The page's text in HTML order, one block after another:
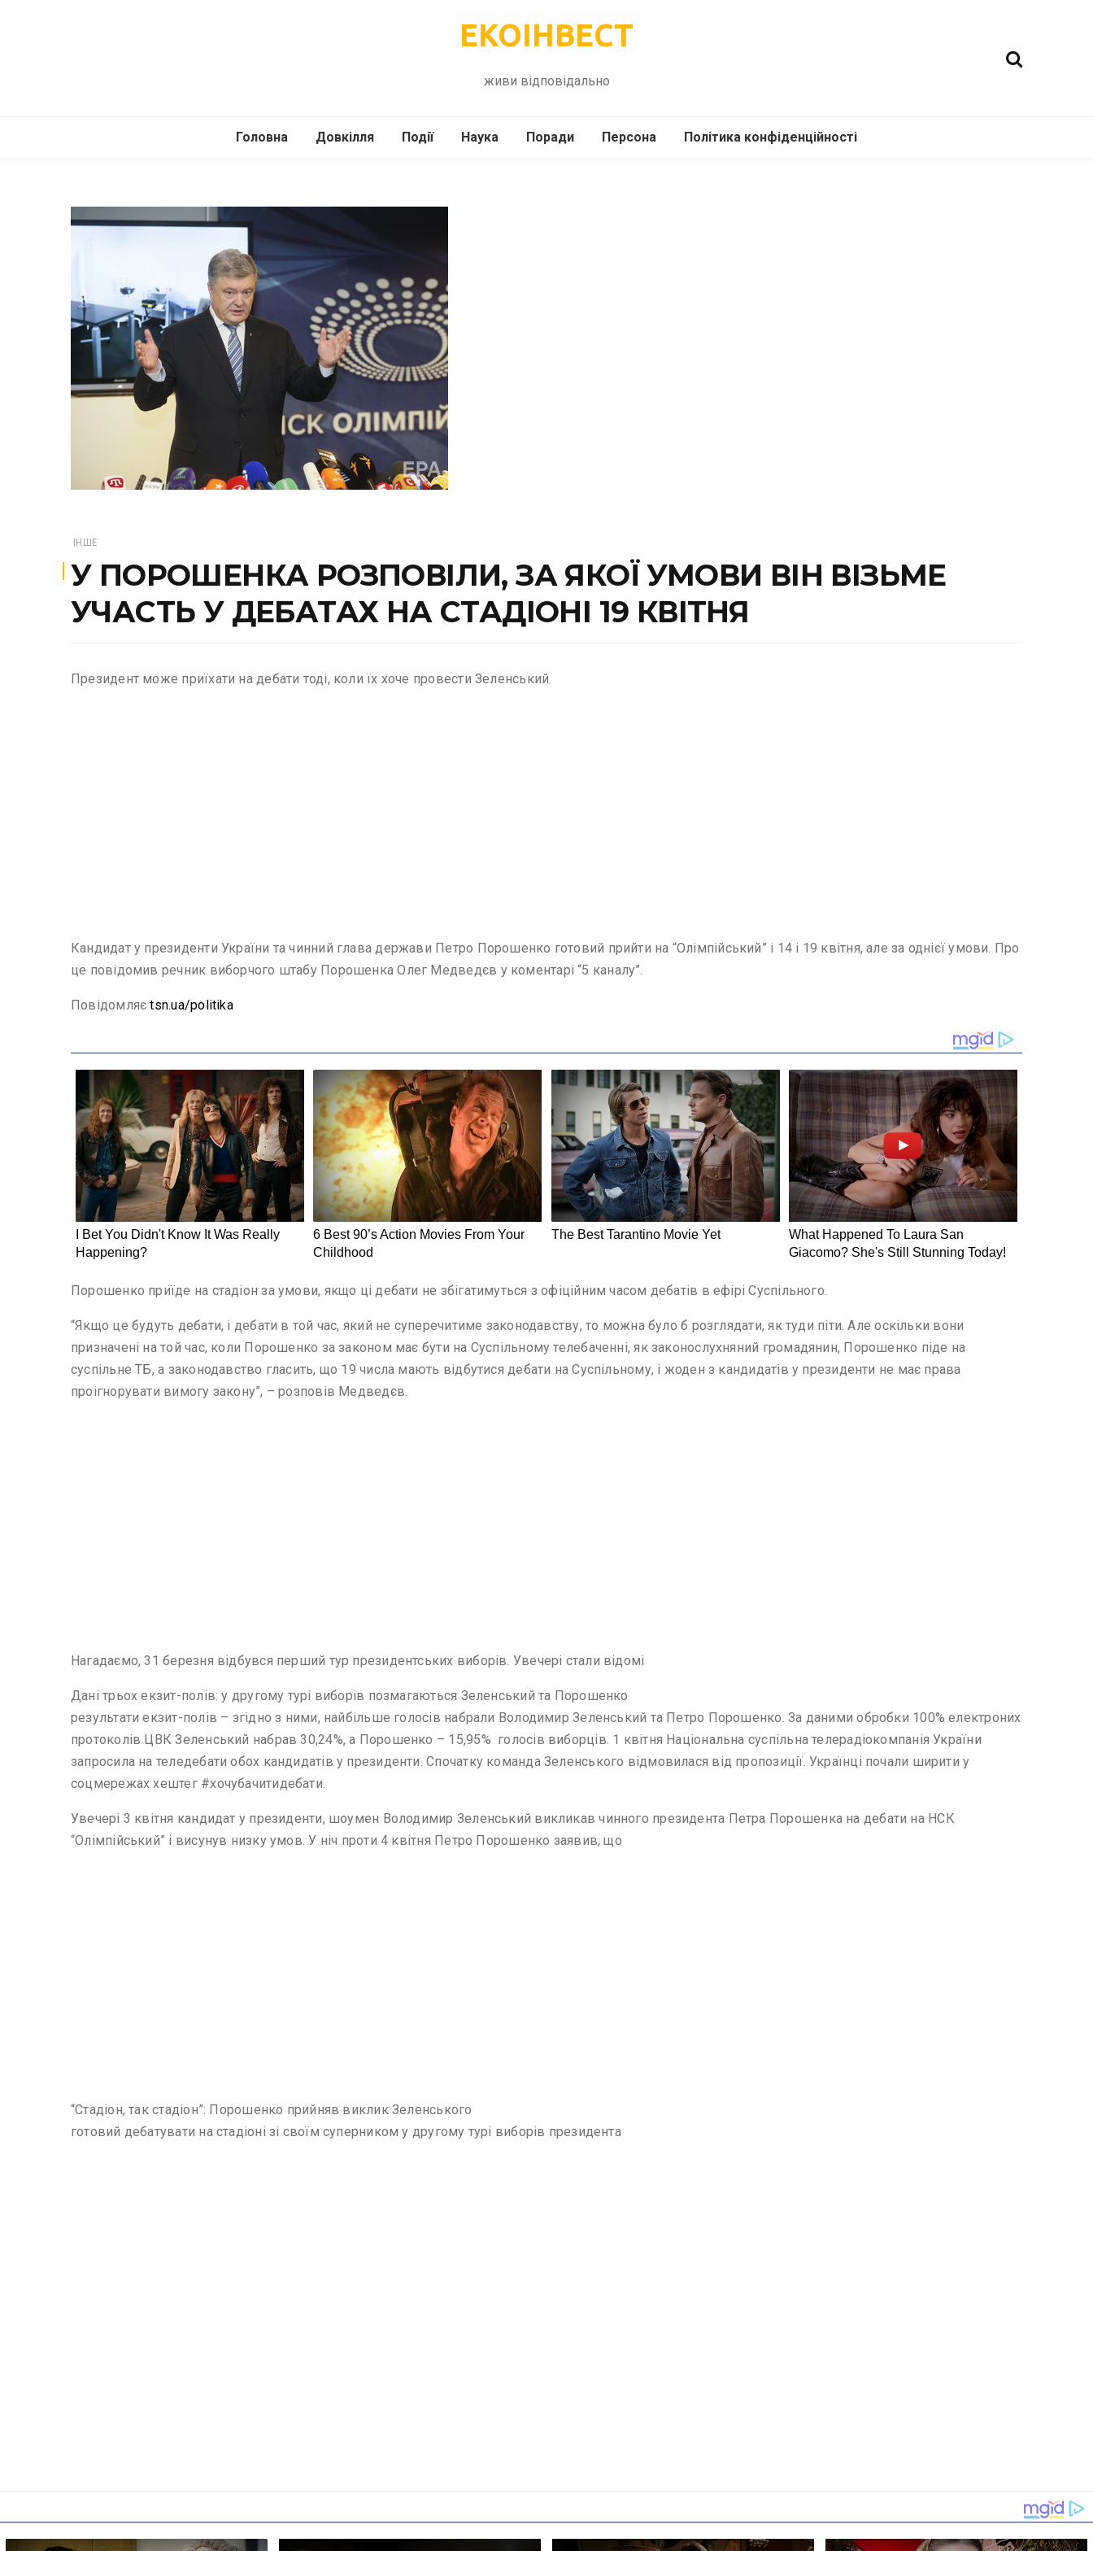
ЕКОІНВЕСТ
живи відповідально
Головна Довкілля
Подорожі
Події
Інше
Наука Поради Персона Політика конфіденційності
ІНШЕ
У ПОРОШЕНКА РОЗПОВІЛИ, ЗА ЯКОЇ УМОВИ ВІН ВІЗЬМЕ
УЧАСТЬ У ДЕБАТАХ НА СТАДІОНІ 19 КВІТНЯ
Президент може приїхати на дебати тоді, коли їх хоче провести Зеленський.
Кандидат у президенти України та чинний глава держави Петро Порошенко готовий прийти на “Олімпійський” і 14 і 19 квітня, але за однієї умови. Про
це повідомив речник виборчого штабу Порошенка Олег Медведєв у коментарі “5 каналу”.
Повідомляєtsn.ua/politika
Порошенко приїде на стадіон за умови, якщо ці дебати не збігатимуться з офіційним часом дебатів в ефірі Суспільного.
“Якщо це будуть дебати, і дебати в той час, який не суперечитиме законодавству, то можна було б розглядати, як туди піти. Але оскільки вони
призначені на той час, коли Порошенко за законом має бути на Суспільному телебаченні, як законослухняний громадянин, Порошенко піде на
суспільне ТБ, а законодавство гласить, що 19 числа мають відбутися дебати на Суспільному, і жоден з кандидатів у президенти не має права
проігнорувати вимогу закону”, – розповів Медведєв.
Нагадаємо, 31 березня відбувся перший тур президентських виборів. Увечері стали відомі
Дані трьох екзит-полів: у другому турі виборів позмагаються Зеленський та Порошенко
результати екзит-полів – згідно з ними, найбільше голосів набрали Володимир Зеленський та Петро Порошенко. За даними обробки 100% електроних
протоколів ЦВК Зеленський набрав 30,24%, а Порошенко – 15,95% голосів виборців. 1 квітня Національна суспільна телерадіокомпанія України
запросила на теледебати обох кандидатів у президенти. Спочатку команда Зеленського відмовилася від пропозиції. Українці почали ширити у
соцмережах хештег #хочубачитидебати.
Увечері 3 квітня кандидат у президенти, шоумен Володимир Зеленський викликав чинного президента Петра Порошенка на дебати на НСК
“Олімпійський” і висунув низку умов. У ніч проти 4 квітня Петро Порошенко заявив, що
“Стадіон, так стадіон”: Порошенко прийняв виклик Зеленського
готовий дебатувати на стадіоні зі своїм суперником у другому турі виборів президента